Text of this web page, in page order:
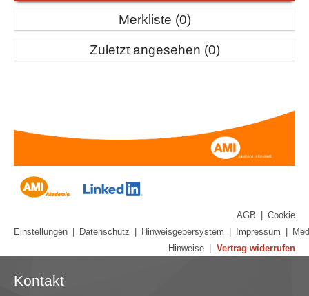
Merkliste 0
Zuletzt angesehen 0
AGB | Cookie
Einstellungen | Datenschutz | Hinweisgebersystem | Impressum |
Hinweise | Vertrag widerrufen
Kontakt